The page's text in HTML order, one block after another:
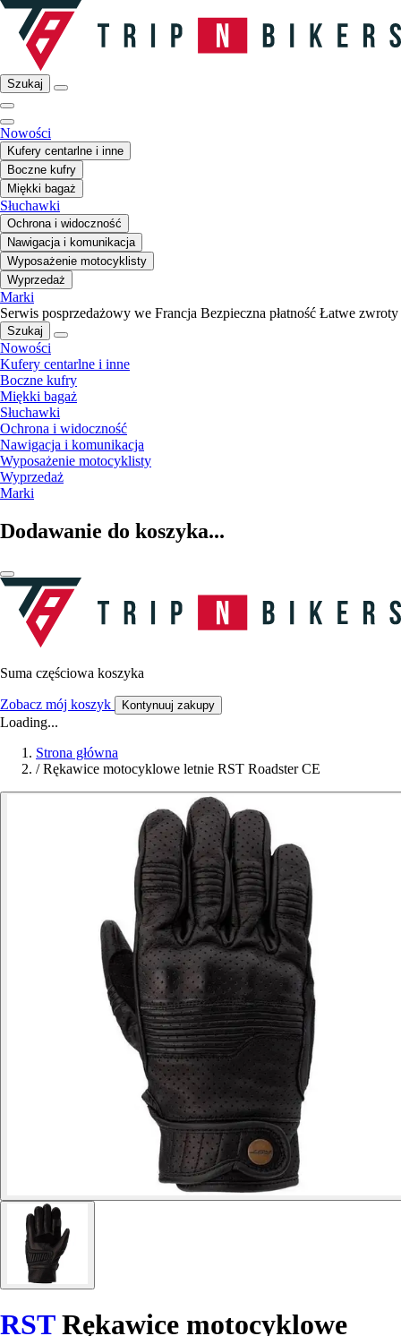
Szukaj
Nowości
Kufery centarlne i inne
Boczne kufry
Miękki bagaż
Słuchawki
Ochrona i widoczność
Nawigacja i komunikacja
Wyposażenie motocyklisty
Wyprzedaż
Marki
Serwis posprzedażowy we Francja Bezpieczna płatność Łatwe zwroty
Szukaj
Nowości
Kufery centarlne i inne
Boczne kufry
Miękki bagaż
Słuchawki
Ochrona i widoczność
Nawigacja i komunikacja
Wyposażenie motocyklisty
Wyprzedaż
Marki
Dodawanie do koszyka...
Suma częściowa koszyka
Zobacz mój koszyk Kontynuuj zakupy
Loading...
Strona główna
/ Rękawice motocyklowe letnie RST Roadster CE
RSTRękawice motocyklowe